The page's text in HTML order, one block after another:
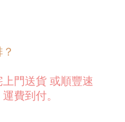
門送貨 或順豐速
費到付。